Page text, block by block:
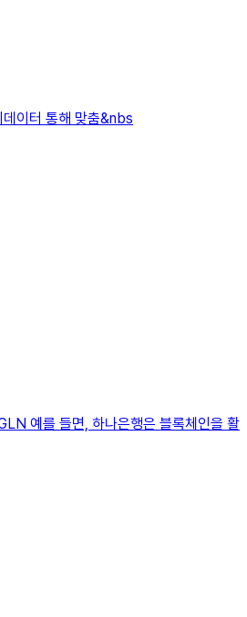
이터 통해 맞춤&nbs
예를 들면, 하나은행은 블록체인을 활